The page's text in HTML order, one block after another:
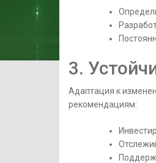
3.
Адаптация к
рекомендациям: